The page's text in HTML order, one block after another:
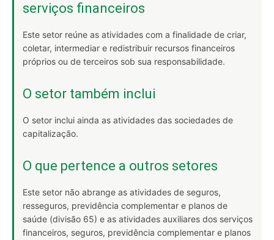
serviços financeiros
Este setor reúne as atividades com a finalidade de criar,
coletar, intermediar e redistribuir recursos financeiros
próprios ou de terceiros sob sua responsabilidade.
O setor também inclui
O setor inclui ainda as atividades das sociedades de
capitalização.
O que pertence a outros setores
Este setor não abrange as atividades de seguros,
resseguros, previdência complementar e planos de
saúde (divisão 65) e as atividades auxiliares dos serviços
financeiros, seguros, previdência complementar e planos